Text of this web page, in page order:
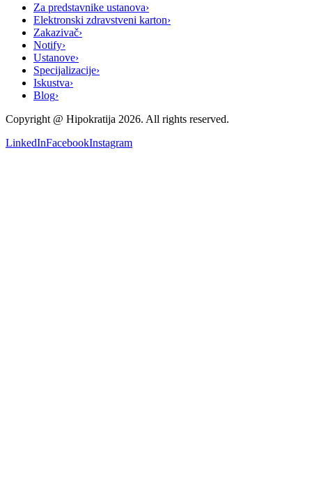
Za predstavnike ustanova›
Elektronski zdravstveni karton›
Zakazivač›
Notify›
Ustanove›
Specijalizacije›
Iskustva›
Blog›
Copyright @ Hipokratija 2026. All rights reserved.
LinkedInFacebookInstagram